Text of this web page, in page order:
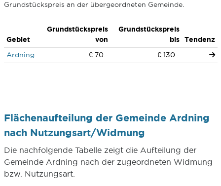
Grundstückspreis an der übergeordneten Gemeinde.
Gebiet
Grundstückspreis
von
Grundstückspreis
bis
Tendenz
Ardning
€ 70.- € 130.-
Flächenaufteilung der Gemeinde Ardning
nach Nutzungsart/Widmung
Die nachfolgende Tabelle zeigt die Aufteilung der
Gemeinde Ardning nach der zugeordneten Widmung
bzw. Nutzungsart.